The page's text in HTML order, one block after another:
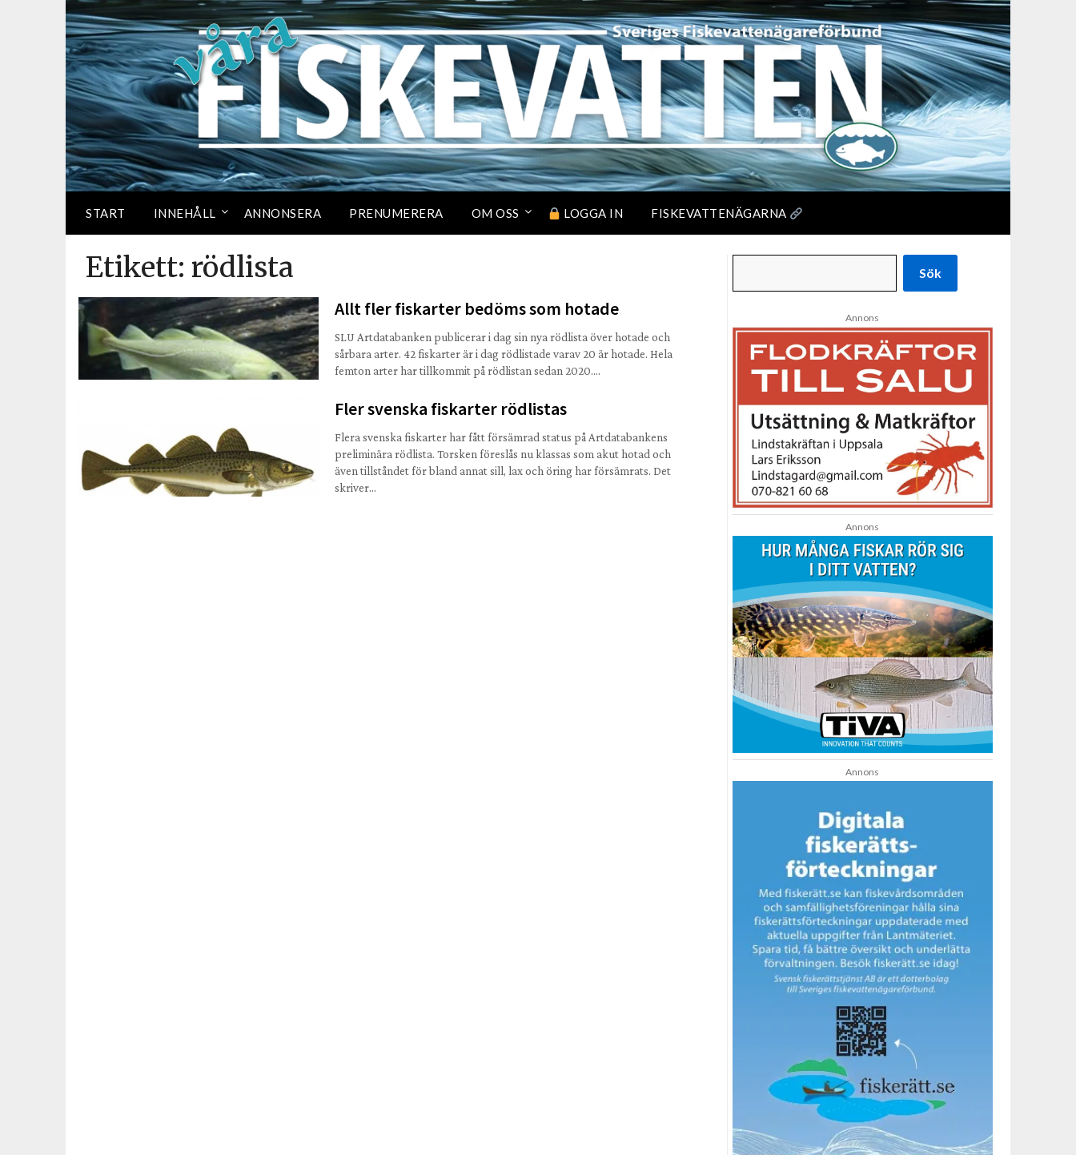
START INNEHÅLL ANNONSERA PRENUMERERA OM OSS LOGGA IN FISKEVATTENÄGARNA
Etikett: rödlista
Allt fler fiskarter bedöms som hotade
SLU Artdatabanken publicerar i dag sin nya rödlista över hotade och
sårbara arter. 42 fiskarter är i dag rödlistade varav 20 är hotade. Hela
femton arter har tillkommit på rödlistan sedan 2020….
Fler svenska fiskarter rödlistas
Flera svenska fiskarter har fått försämrad status på Artdatabankens
preliminära rödlista. Torsken föreslås nu klassas som akut hotad och
även tillståndet för bland annat sill, lax och öring har försämrats. Det
skriver…
Sök
Annons
Annons
Annons